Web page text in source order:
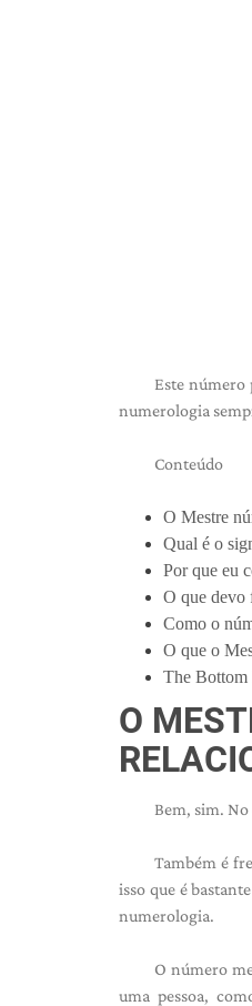
Este número
numerologia
Conteúdo
O Mestre
Qual é o
Por que eu
O que devo
Como o
O que o
The Bottom
O
Bem, sim.
Também é
isso que é
numerologia.
O número
uma pessoa,